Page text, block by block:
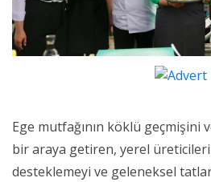
Ege mutfağının köklü geçmişini
bir araya getiren, yerel üreticileri
desteklemeyi ve geleneksel